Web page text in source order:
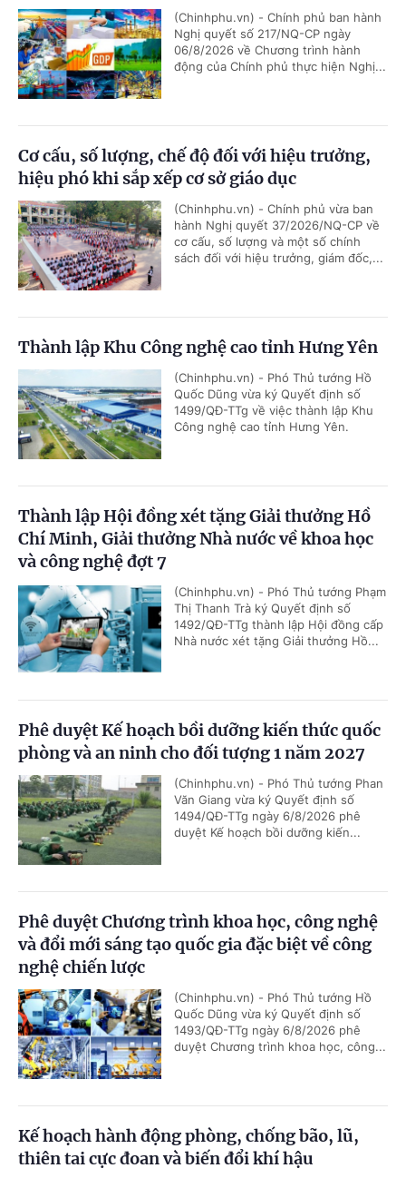
(Chinhphu.vn) - Chính phủ ban hành
Nghị quyết số 217/NQ-CP ngày
06/8/2026 về Chương trình hành
động của Chính phủ thực hiện Nghị...
Cơ cấu, số lượng, chế độ đối với hiệu trưởng,
hiệu phó khi sắp xếp cơ sở giáo dục
(Chinhphu.vn) - Chính phủ vừa ban
hành Nghị quyết 37/2026/NQ-CP về
cơ cấu, số lượng và một số chính
sách đối với hiệu trưởng, giám đốc,...
Thành lập Khu Công nghệ cao tỉnh Hưng Yên
(Chinhphu.vn) - Phó Thủ tướng Hồ
Quốc Dũng vừa ký Quyết định số
1499/QĐ-TTg về việc thành lập Khu
Công nghệ cao tỉnh Hưng Yên.
Thành lập Hội đồng xét tặng Giải thưởng Hồ
Chí Minh, Giải thưởng Nhà nước về khoa học
và công nghệ đợt 7
(Chinhphu.vn) - Phó Thủ tướng Phạm
Thị Thanh Trà ký Quyết định số
1492/QĐ-TTg thành lập Hội đồng cấp
Nhà nước xét tặng Giải thưởng Hồ...
Phê duyệt Kế hoạch bồi dưỡng kiến thức quốc
phòng và an ninh cho đối tượng 1 năm 2027
(Chinhphu.vn) - Phó Thủ tướng Phan
Văn Giang vừa ký Quyết định số
1494/QĐ-TTg ngày 6/8/2026 phê
duyệt Kế hoạch bồi dưỡng kiến...
Phê duyệt Chương trình khoa học, công nghệ
và đổi mới sáng tạo quốc gia đặc biệt về công
nghệ chiến lược
(Chinhphu.vn) - Phó Thủ tướng Hồ
Quốc Dũng vừa ký Quyết định số
1493/QĐ-TTg ngày 6/8/2026 phê
duyệt Chương trình khoa học, công...
Kế hoạch hành động phòng, chống bão, lũ,
thiên tai cực đoan và biến đổi khí hậu